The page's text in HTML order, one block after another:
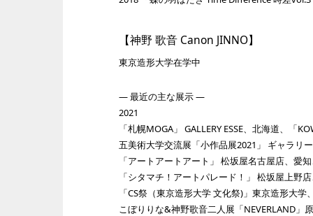
【神野 歌音 Canon JINNO】
東京造形大学在学中
— 最近の主な展示 —
2021
「札幌MOGA」 GALLERY ESSE、北海道、「
五美術大学交流展「小作品展2021」 ギャラリ
「アートアートアート」 松坂屋名古屋店、愛
「シタマチ！アートパレード！」 松坂屋上
「CS祭（東京造形大学 文化祭)」東京造形大
こぼりりな&神野歌音二人展「NEVERLAND」